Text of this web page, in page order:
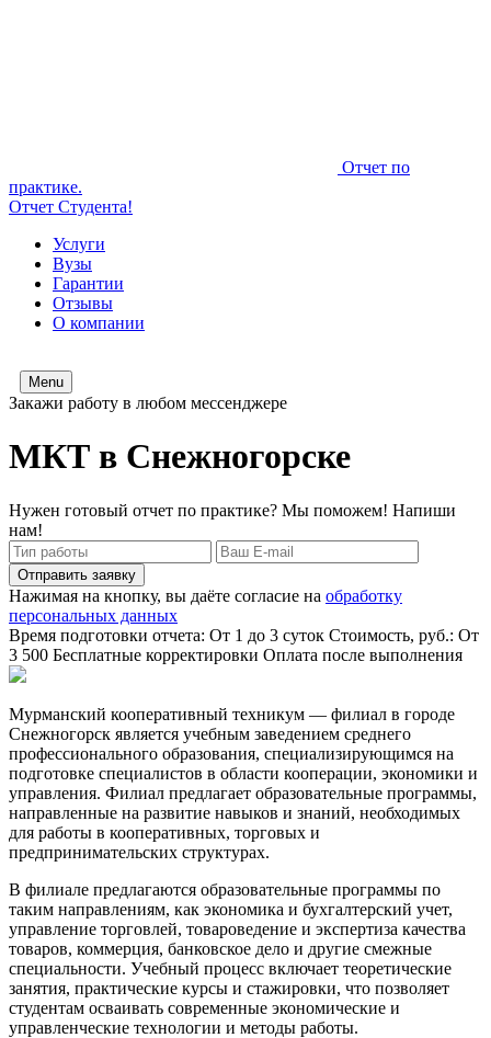
Отчет по
практике.
Отчет Студента!
Услуги
Вузы
Гарантии
Отзывы
О компании
Menu
Закажи работу в любом мессенджере
МКТ в Снежногорске
Нужен готовый отчет по практике? Мы поможем! Напиши
нам!
Отправить заявку
Нажимая на кнопку, вы даёте согласие на обработку
персональных данных
Время подготовки отчета: От 1 до 3 суток Стоимость, руб.: От
3 500 Бесплатные корректировки Оплата после выполнения
Мурманский кооперативный техникум — филиал в городе
Снежногорск является учебным заведением среднего
профессионального образования, специализирующимся на
подготовке специалистов в области кооперации, экономики и
управления. Филиал предлагает образовательные программы,
направленные на развитие навыков и знаний, необходимых
для работы в кооперативных, торговых и
предпринимательских структурах.
В филиале предлагаются образовательные программы по
таким направлениям, как экономика и бухгалтерский учет,
управление торговлей, товароведение и экспертиза качества
товаров, коммерция, банковское дело и другие смежные
специальности. Учебный процесс включает теоретические
занятия, практические курсы и стажировки, что позволяет
студентам осваивать современные экономические и
управленческие технологии и методы работы.